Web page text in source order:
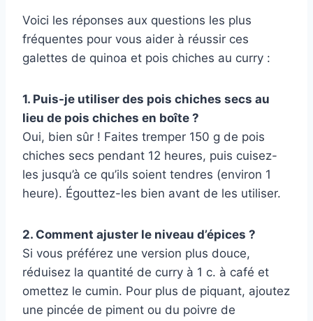
Voici les réponses aux questions les plus
fréquentes pour vous aider à réussir ces
galettes de quinoa et pois chiches au curry :
1. Puis-je utiliser des pois chiches secs au
lieu de pois chiches en boîte ?
Oui, bien sûr ! Faites tremper 150 g de pois
chiches secs pendant 12 heures, puis cuisez-
les jusqu’à ce qu’ils soient tendres (environ 1
heure). Égouttez-les bien avant de les utiliser.
2. Comment ajuster le niveau d’épices ?
Si vous préférez une version plus douce,
réduisez la quantité de curry à 1 c. à café et
omettez le cumin. Pour plus de piquant, ajoutez
une pincée de piment ou du poivre de